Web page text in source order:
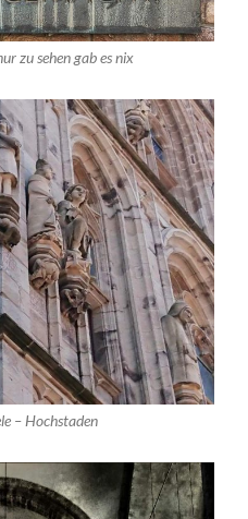
zu sehen gab es nix
– Hochstaden